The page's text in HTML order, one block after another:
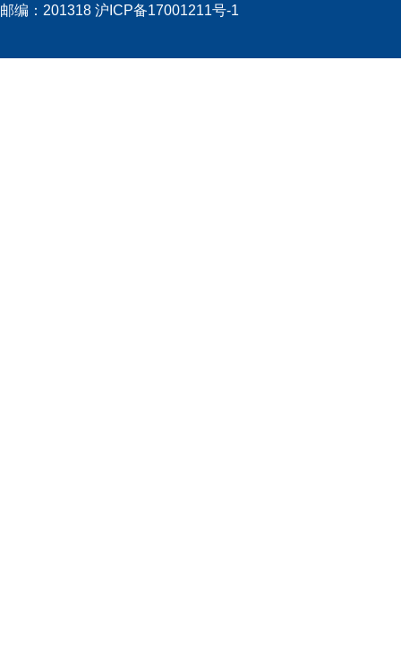
邮编：201318 沪ICP备17001211号-1